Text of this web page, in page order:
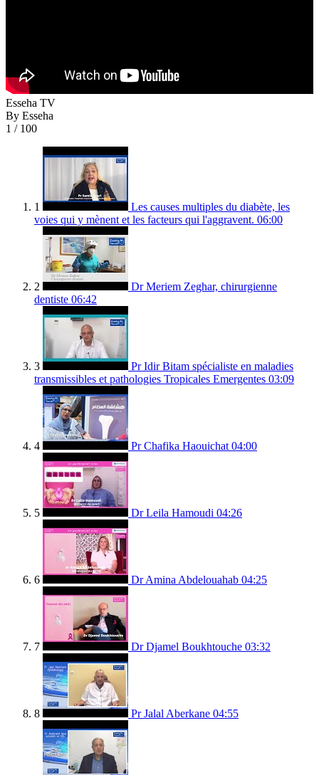
Esseha TV
By Esseha
1 / 100
1
Les causes multiples du diabète, les
voies qui y mènent et les facteurs qui l'aggravent. 06:00
2
Dr Meriem Zeghar, chirurgienne
dentiste 06:42
3
Pr Idir Bitam spécialiste en maladies
transmissibles et pathologies Tropicales Emergentes 03:09
4 Pr Chafika Haouichat 04:00
5 Dr Leila Hamoudi 04:26
6 Dr Amina Abdelouahab 04:25
7 Dr Djamel Boukhtouche 03:32
8 Pr Jalal Aberkane 04:55